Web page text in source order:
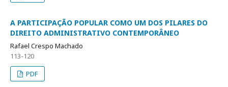
A PARTICIPAÇÃO POPULAR COMO UM DOS PILARES DO
DIREITO ADMINISTRATIVO CONTEMPORÂNEO
Rafael Crespo Machado
113-120
PDF